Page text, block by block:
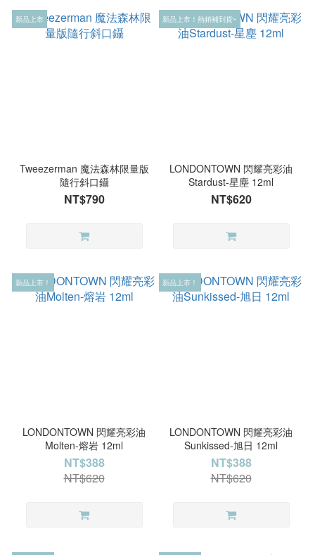
新品上市
Tweezerman 魔法森林限量版
隨行斜口鑷
NT$790
新品上市！熱銷補到貨~
LONDONTOWN 閃耀亮彩油
Stardust-星塵 12ml
NT$620
新品上市！
LONDONTOWN 閃耀亮彩油
Molten-熔岩 12ml
NT$388
NT$620
新品上市！
LONDONTOWN 閃耀亮彩油
Sunkissed-旭日 12ml
NT$388
NT$620